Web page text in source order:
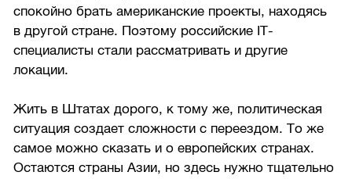
спокойно брать американские проекты, находясь
в другой стране. Поэтому российские IT-
специалисты стали рассматривать и другие
локации.
Жить в Штатах дорого, к тому же, политическая
ситуация создает сложности с переездом. То же
самое можно сказать и о европейских странах.
Остаются страны Азии, но здесь нужно тщательно